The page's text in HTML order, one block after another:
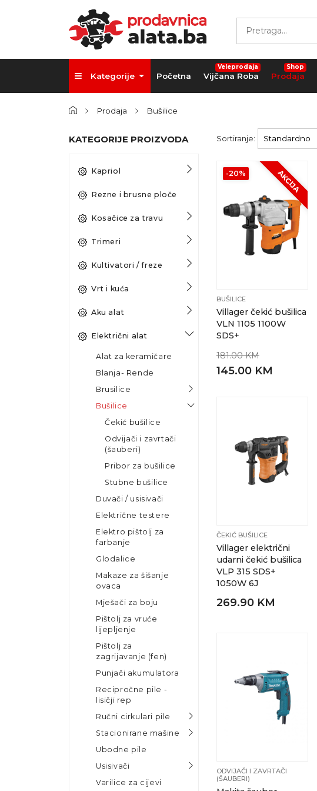
Kategorije Početna Vijčana Roba
Veleprodaja
Prodaja
Shop
Prodaja Bušilice
KATEGORIJE PROIZVODA
Kapriol
Rezne i brusne ploče
Kosačice za travu
Trimeri
Kultivatori / freze
Vrt i kuća
Aku alat
Električni alat
Alat za keramičare
Blanja- Rende
Brusilice
Bušilice
Čekić bušilice
Odvijači i zavrtači
(šauberi)
Pribor za bušilice
Stubne bušilice
Duvači / usisivači
Električne testere
Elektro pištolj za
farbanje
Glodalice
Makaze za šišanje
ovaca
Mješači za boju
Pištolj za vruće
lijepljenje
Pištolj za
zagrijavanje (fen)
Punjači akumulatora
Recipročne pile -
lisičji rep
Ručni cirkulari pile
Stacionirane mašine
Ubodne pile
Usisivači
Varilice za cijevi
Sortiranje:
-20% AKCIJA
BUŠILICE
Villager čekić bušilica
VLN 1105 1100W
SDS+
181.00 KM
145.00 KM
ČEKIĆ BUŠILICE
Villager električni
udarni čekić bušilica
VLP 315 SDS+
1050W 6J
269.90 KM
ODVIJAČI I ZAVRTAČI
(ŠAUBERI)